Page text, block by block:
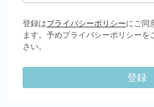
登録はプライバシーポリシーにご同
ます。予めプライバシーポリシーを
さい。
登録